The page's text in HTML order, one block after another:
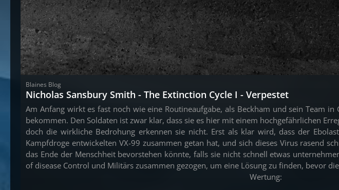
Blaines Blog
Nicholas Sansbury Smith - The Extinction Cycle I - Verpestet
Am Anfang wirkt es fast noch wie eine Routineaufgabe, als Beckham und sein Team
bekommen. Den Soldaten ist zwar klar, dass sie es hier mit einem hochgefährlichen
doch die wirkliche Bedrohung erkennen sie nicht. Erst als klar wird, dass der
Kampfdroge entwickelten VX-99 zusammen getan hat, und sich dieses Virus rasend
das Ende der Menschheit bevorstehen könnte, falls sie nicht schnell etwas
of disease Control und Militärs zusammen gezogen, um eine Lösung zu finden, bevor
Wertung: